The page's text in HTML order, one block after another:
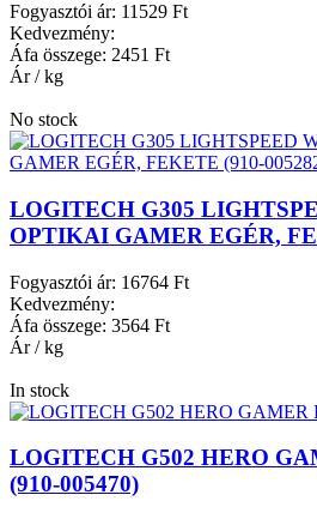
Fogyasztói ár: 11529 Ft
Kedvezmény:
Áfa összege: 2451 Ft
Ár / kg
No stock
LOGITECH G305
OPTIKAI GAMER EGÉR,
Fogyasztói ár: 16764 Ft
Kedvezmény:
Áfa összege: 3564 Ft
Ár / kg
In stock
LOGITECH G502 HERO
(910-005470)